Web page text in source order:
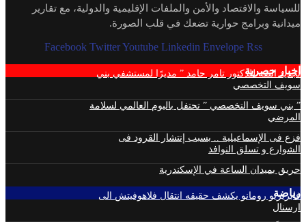
للسياسة والاقتصاد والأمن والملفات الإقليمية والدولية، مع تقارير
ميدانية وبرامج حوارية تضعك في قلب الصورة.
Facebook Twitter Youtube Linkedin Envelope Rss
اخبار حصرية
تجديد الثقة للدكتور تامر حامد ” مديرًا لمستشفي بني
سويف التخصصي
” بني سويف التخصصي ” تحتفل باليوم العالمي لسلامة
المرضي
فزع فى الإسماعيلية .. بسبب إنتشار القرود فى
الشوارع و تسلق النوافذ
حريق بميدان الساعة في الإسكندرية
رياضة
فابريزيو رومانو يكشف حقيقه انتقال فلاهوفيتش الى
ارسنال